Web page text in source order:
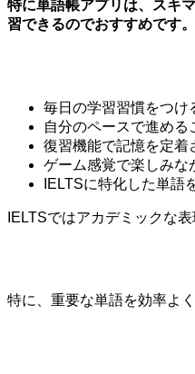
特に単語帳アプリは、スキ
習できるのでおすすめです。
毎日の学習習慣をつけ
自分のペースで進める
復習機能で記憶を定着
ゲーム感覚で楽しみな
IELTSに特化した単語
IELTSではアカデミックな
特に、重要な単語を効率よ